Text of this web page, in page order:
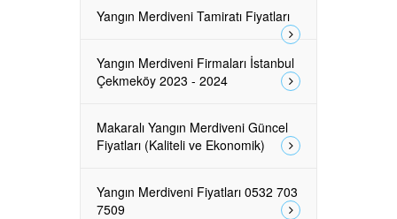
Yangın Merdiveni Tamiratı Fiyatları
Yangın Merdiveni Firmaları İstanbul
Çekmeköy 2023 - 2024
Makaralı Yangın Merdiveni Güncel
Fiyatları (Kaliteli ve Ekonomik)
Yangın Merdiveni Fiyatları 0532 703
7509